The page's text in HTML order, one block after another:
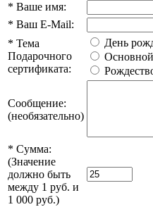
* Ваше имя:
* Ваш E-Mail:
* Тема
Подарочного
сертификата:
День
Основной
Сообщение:
(необязательно)
* Сумма:
(Значение
должно быть
между 1 руб. и
1 000 руб.)